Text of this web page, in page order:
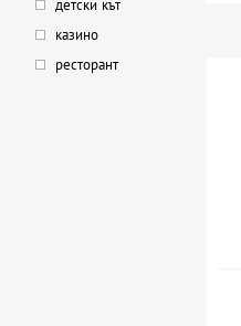
детски кът
казино
ресторант